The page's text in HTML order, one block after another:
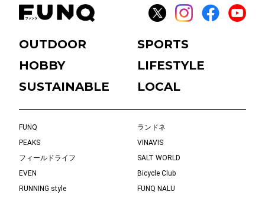
OUTDOOR
SPORTS
HOBBY
LIFESTYLE
SUSTAINABLE
LOCAL
FUNQ
ランドネ
PEAKS
VINAVIS
フィールドライフ
SALT WORLD
EVEN
Bicycle Club
RUNNING style
FUNQ NALU